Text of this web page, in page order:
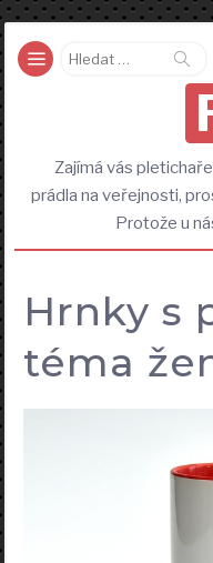
Vyhledávání
Zajímá vás
prádla na veřejnosti,
Protože u
Hrnky s
téma